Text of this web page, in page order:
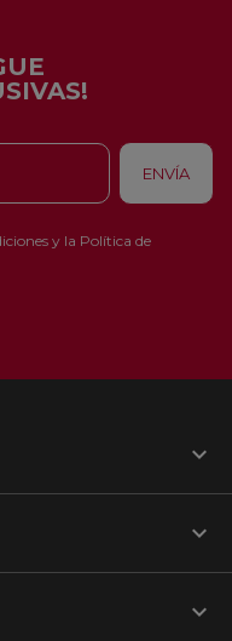
y la Política de


